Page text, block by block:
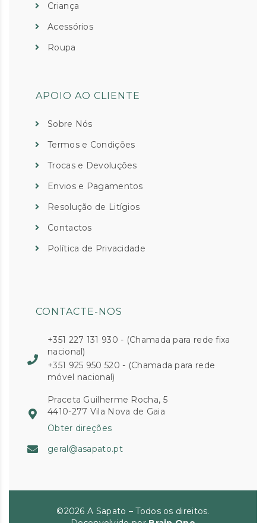
Criança
Acessórios
Roupa
APOIO AO CLIENTE
Sobre Nós
Termos e Condições
Trocas e Devoluções
Envios e Pagamentos
Resolução de Litígios
Contactos
Política de Privacidade
CONTACTE-NOS
+351 227 131 930 - (Chamada para rede fixa
nacional)
+351 925 950 520 - (Chamada para rede
móvel nacional)
Praceta Guilherme Rocha, 5
4410-277 Vila Nova de Gaia
Obter direções
geral@asapato.pt
©2026 A Sapato – Todos os direitos.